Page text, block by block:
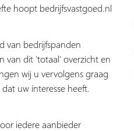
hoopt bedrijfsvastgoed.nl
van bedrijfspanden
van dit 'totaal' overzicht en
wij u vervolgens graag
uw interesse heeft.
iedere aanbieder